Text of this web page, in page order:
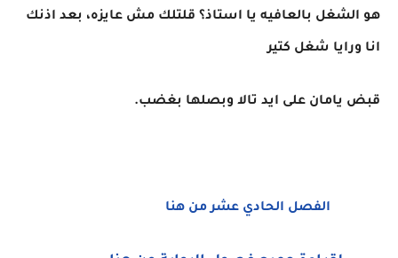
هو الشغل بالعافيه يا استاذ؟ قلتلك مش عايزه، بعد اذنك
انا ورايا شغل كتير
قبض يامان على ايد تالا وبصلها بغضب.
الفصل الحادي عشر من هنا